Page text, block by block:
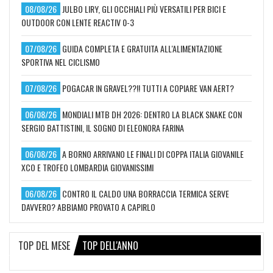
08/08/26 JULBO LIRY, GLI OCCHIALI PIÙ VERSATILI PER BICI E
OUTDOOR CON LENTE REACTIV 0-3
07/08/26 GUIDA COMPLETA E GRATUITA ALL'ALIMENTAZIONE
SPORTIVA NEL CICLISMO
07/08/26 POGACAR IN GRAVEL??!! TUTTI A COPIARE VAN AERT?
06/08/26 MONDIALI MTB DH 2026: DENTRO LA BLACK SNAKE CON
SERGIO BATTISTINI, IL SOGNO DI ELEONORA FARINA
06/08/26 A BORNO ARRIVANO LE FINALI DI COPPA ITALIA GIOVANILE
XCO E TROFEO LOMBARDIA GIOVANISSIMI
06/08/26 CONTRO IL CALDO UNA BORRACCIA TERMICA SERVE
DAVVERO? ABBIAMO PROVATO A CAPIRLO
TOP DEL MESE TOP DELL'ANNO